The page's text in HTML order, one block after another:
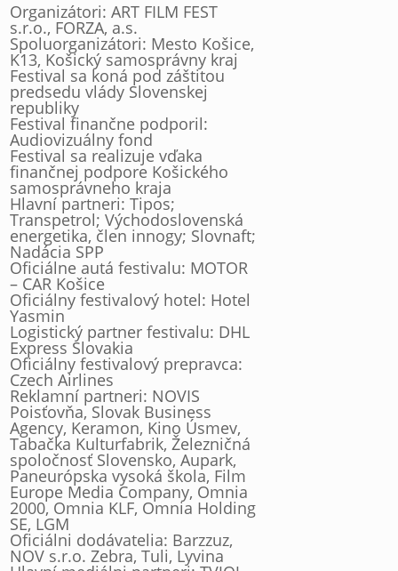
Organizátori: ART FILM FEST
s.r.o., FORZA, a.s.
Spoluorganizátori: Mesto Košice,
K13, Košický samosprávny kraj
Festival sa koná pod záštitou
predsedu vlády Slovenskej
republiky
Festival finančne podporil:
Audiovizuálny fond
Festival sa realizuje vďaka
finančnej podpore Košického
samosprávneho kraja
Hlavní partneri: Tipos;
Transpetrol; Východoslovenská
energetika, člen innogy; Slovnaft;
Nadácia SPP
Oficiálne autá festivalu: MOTOR
– CAR Košice
Oficiálny festivalový hotel: Hotel
Yasmin
Logistický partner festivalu: DHL
Express Slovakia
Oficiálny festivalový prepravca:
Czech Airlines
Reklamní partneri: NOVIS
Poisťovňa, Slovak Business
Agency, Keramon, Kino Úsmev,
Tabačka Kulturfabrik, Železničná
spoločnosť Slovensko, Aupark,
Paneurópska vysoká škola, Film
Europe Media Company, Omnia
2000, Omnia KLF, Omnia Holding
SE, LGM
Oficiálni dodávatelia: Barzzuz,
NOV s.r.o. Zebra, Tuli, Lyvina